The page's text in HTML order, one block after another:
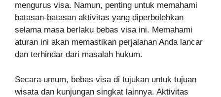
mengurus visa. Namun, penting untuk memahami
batasan-batasan aktivitas yang diperbolehkan
selama masa berlaku bebas visa ini. Memahami
aturan ini akan memastikan perjalanan Anda lancar
dan terhindar dari masalah hukum.
Secara umum, bebas visa di tujukan untuk tujuan
wisata dan kunjungan singkat lainnya. Aktivitas